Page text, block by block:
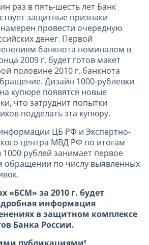
раз в пять-шесть лет Банк
защитные признаки
провести очередную
денег. Первой
банкнота номиналом в
2009 г. будет готов макет
половине 2010 г. банкнота
Дизайн 1000-рублевки
купюре появятся новые
что затруднит попытки
подделать эта купюру.
ЦБ РФ и Экспертно-
центра МВД РФ по итогам
1000 рублей занимает первое
обращении по числу выявленных
«БСМ» за 2010 г. будет
информация
в защитном комплексе
Банка России.